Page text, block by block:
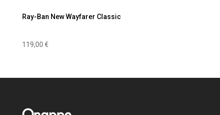
Ray-Ban New Wayfarer Classic
119,00 €
Onappe